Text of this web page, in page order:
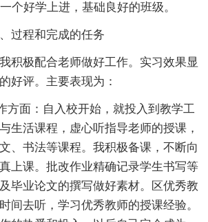
个好学上进，基础良好的班级。
过程和完成的任务
积极配合老师做好工作。实习效果显
好评。主要表现为：
方面：自入校开始，就投入到教学工
生活课程，虚心听指导老师的授课，
、书法等课程。我积极备课，不断向
上课。批改作业精确记录学生书写等
毕业论文的撰写做好素材。区优秀教
间去听，学习优秀教师的授课经验。